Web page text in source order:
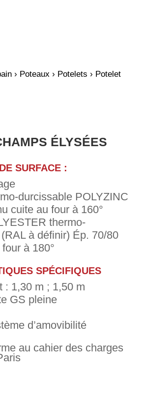
› Poteaux › Potelets › Potelet
ÉLYSÉES
SURFACE :
durcissable POLYZINC
cuite au four à 160°
thermo-
à définir) Ép. 70/80
à 180°
SPÉCIFIQUES
: 1,30 m ; 1,50 m
GS pleine
d’amovibilité
au cahier des charges